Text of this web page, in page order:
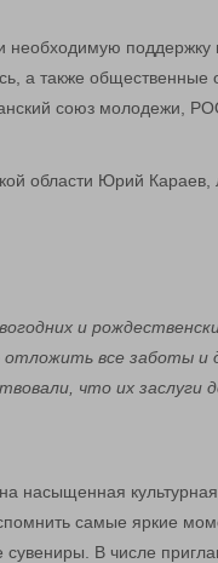
необходимую
а также
союз молодежи,
области Юрий
и
все заботы и
что их заслуги
насыщенная
самые яркие
В числе